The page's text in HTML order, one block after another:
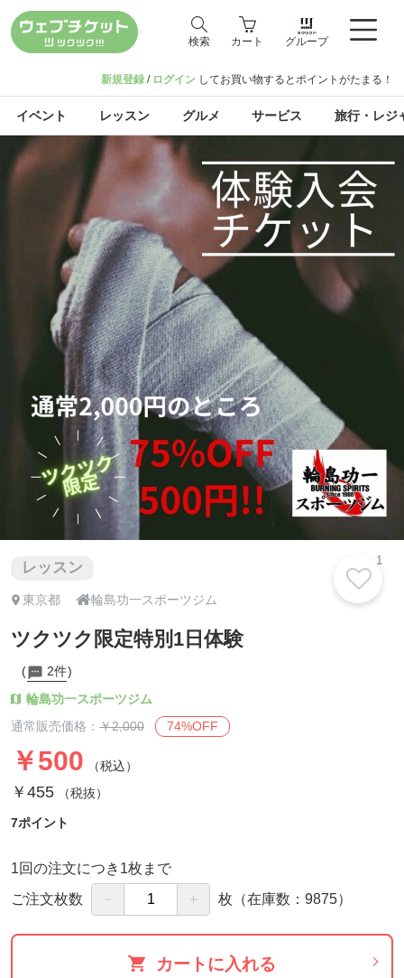
検索 カート グループ
新規登録 / ログイン してお買い物するとポイントがたまる！
イベント レッスン グルメ サービス 旅行・レジ
レッスン
東京都 輪島功一スポーツジム
ツクツク限定特別1日体験
2件
輪島功一スポーツジム
通常販売価格： ￥2,000 74%OFF
￥500 （税込）
￥455（税抜）
7ポイント
1回の注文につき1枚まで
ご注文枚数 － ＋ 枚 （在庫数：9875）
カートに入れる
1